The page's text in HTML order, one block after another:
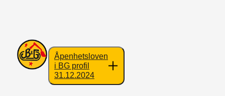
Åpenhetsloven
i BG profil
31.12.2024